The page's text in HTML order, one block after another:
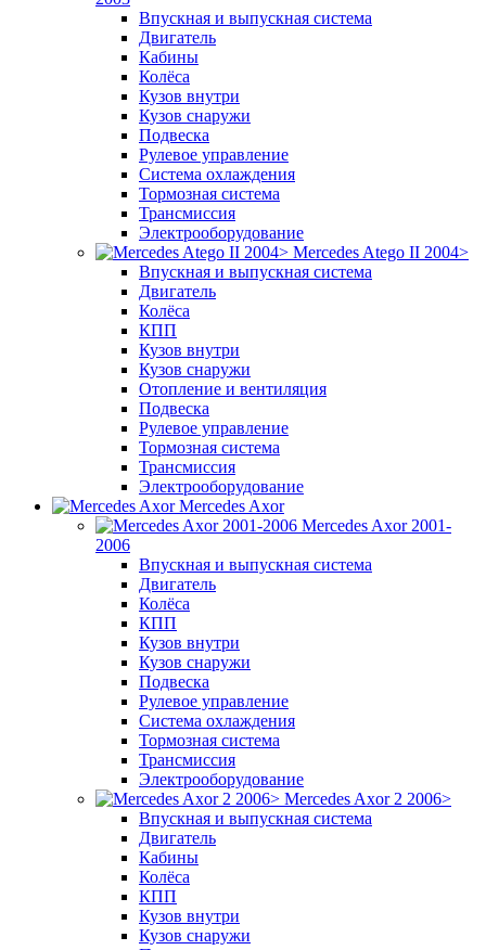
Впускная и выпускная система
Двигатель
Кабины
Колёса
Кузов внутри
Кузов снаружи
Подвеска
Рулевое управление
Система охлаждения
Тормозная система
Трансмиссия
Электрооборудование
Mercedes Atego II 2004>
Впускная и выпускная система
Двигатель
Колёса
КПП
Кузов внутри
Кузов снаружи
Отопление и вентиляция
Подвеска
Рулевое управление
Тормозная система
Трансмиссия
Электрооборудование
Mercedes Axor
Mercedes Axor 2001-
2006
Впускная и выпускная система
Двигатель
Колёса
КПП
Кузов внутри
Кузов снаружи
Подвеска
Рулевое управление
Система охлаждения
Тормозная система
Трансмиссия
Электрооборудование
Mercedes Axor 2 2006>
Впускная и выпускная система
Двигатель
Кабины
Колёса
КПП
Кузов внутри
Кузов снаружи